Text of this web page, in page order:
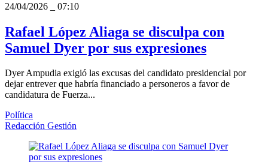
24/04/2026
07:10
Rafael López Aliaga se disculpa con
Samuel Dyer por sus expresiones
Dyer Ampudia exigió las excusas del candidato presidencial por
dejar entrever que habría financiado a personeros a favor de
candidatura de Fuerza...
Política
Redacción Gestión